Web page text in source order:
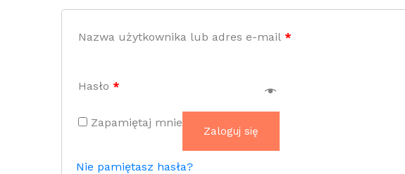
Nazwa użytkownika lub adres e-mail *
Hasło *
Zapamiętaj mnie
Zaloguj się
Nie pamiętasz hasła?